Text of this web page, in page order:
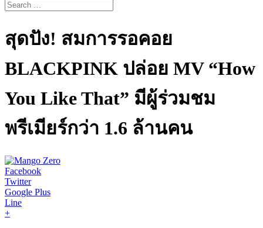
สุดปัง! สมการรอคอย
BLACKPINK ปล่อย MV “How
You Like That” มีผู้ร่วมชม
พรีเมียร์กว่า 1.6 ล้านคน
Facebook
Twitter
Google Plus
Line
+